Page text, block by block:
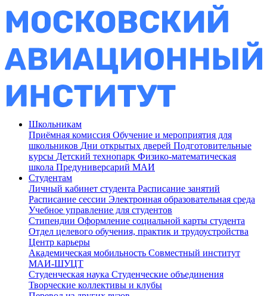
Школьникам
Приёмная комиссия Обучение и мероприятия для
школьников Дни открытых дверей Подготовительные
курсы Детский технопарк Физико-математическая
школа Предуниверсарий МАИ
Студентам
Личный кабинет студента Расписание занятий
Расписание сессии Электронная образовательная среда
Учебное управление для студентов
Стипендии Оформление социальной карты студента
Отдел целевого обучения, практик и трудоустройства
Центр карьеры
Академическая мобильность Совместный институт
МАИ-ШУЦТ
Студенческая наука Студенческие объединения
Творческие коллективы и клубы